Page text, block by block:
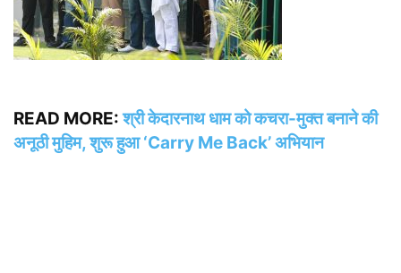
READ MORE:श्री केदारनाथ धाम को कचरा-मुक्त बनाने की
अनूठी मुहिम, शुरू हुआ ‘Carry Me Back’ अभियान